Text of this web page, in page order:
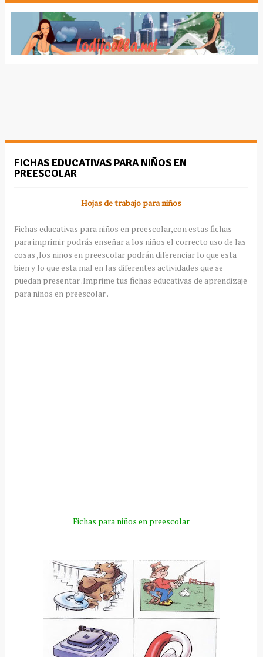
FICHAS EDUCATIVAS PARA NIÑOS EN
PREESCOLAR
Hojas de trabajo para niños
Fichas educativas para niños en preescolar,con estas fichas
para imprimir podrás enseñar a los niños el correcto uso de las
cosas ,los niños en preescolar podrán diferenciar lo que esta
bien y lo que esta mal en las diferentes actividades que se
puedan presentar .Imprime tus fichas educativas de aprendizaje
para niños en preescolar .
Fichas para niños en preescolar